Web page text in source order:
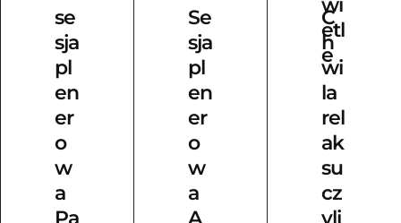
wi
etl
e
se
sja
pl
en
er
o
w
a
Pa
Se
sja
pl
en
er
o
w
a
A
C
h
wi
la
rel
ak
su
cz
yli